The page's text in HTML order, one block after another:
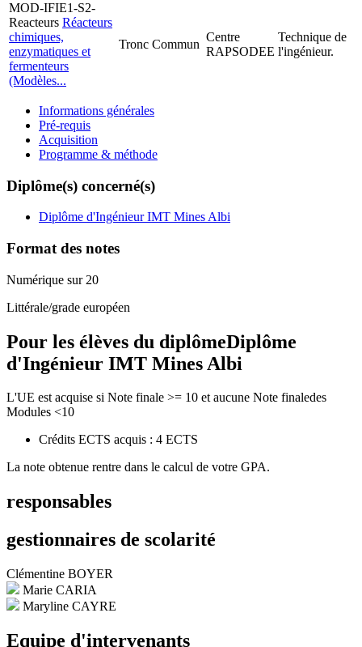
MOD-IFIE1-S2-
Reacteurs Réacteurs
chimiques,
enzymatiques et
fermenteurs
(Modèles...
Tronc Commun
Centre
RAPSODEE
Technique de
l'ingénieur.
Informations générales
Pré-requis
Acquisition
Programme & méthode
Diplôme(s) concerné(s)
Diplôme d'Ingénieur IMT Mines Albi
Format des notes
Numérique sur 20
Littérale/grade européen
Pour les élèves du diplômeDiplôme
d'Ingénieur IMT Mines Albi
L'UE est acquise si Note finale >= 10 et aucune Note finaledes
Modules <10
Crédits ECTS acquis : 4 ECTS
La note obtenue rentre dans le calcul de votre GPA.
responsables
gestionnaires de scolarité
Clémentine BOYER
Marie CARIA
Maryline CAYRE
Equipe d'intervenants